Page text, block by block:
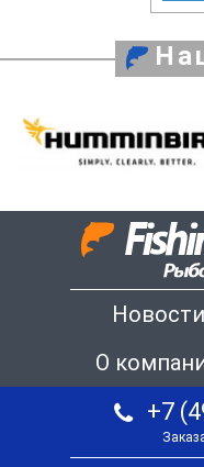
Новости
О
+7